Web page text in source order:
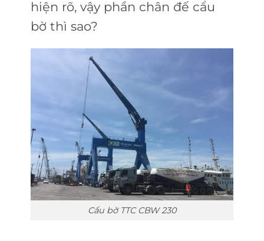
hiện rõ, vậy phần chân đế cẩu
bờ thì sao?
Cẩu bờ TTC CBW 230